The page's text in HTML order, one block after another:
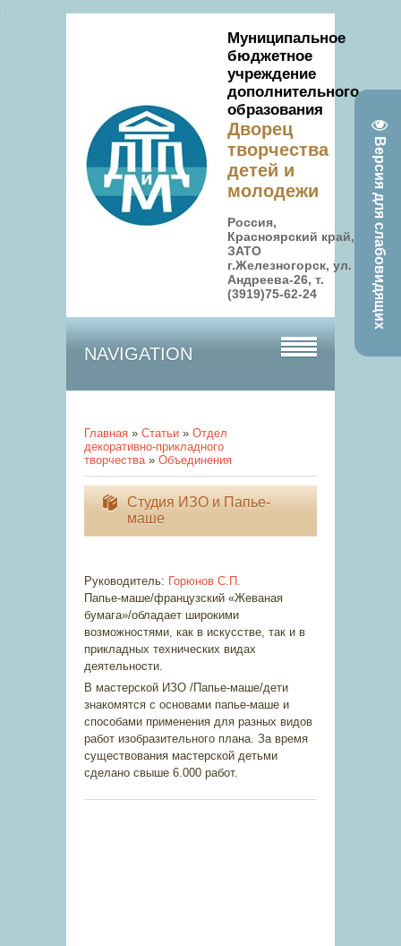
Версия для слабовидящих
Муниципальное
бюджетное
учреждение
дополнительного
образования
Дворец
творчества
детей и
молодежи
Россия,
Красноярский край,
ЗАТО
г.Железногорск, ул.
Андреева-26, т.
(3919)75-62-24
NAVIGATION
Главная » Статьи » Отдел
декоративно-прикладного
творчества» Объединения
Студия ИЗО и Папье-
маше
Руководитель: Горюнов С.П.
Папье-маше/французский «Жеваная
бумага»/обладает широкими
возможностями, как в искусстве, так и в
прикладных технических видах
деятельности.
В мастерской ИЗО /Папье-маше/дети
знакомятся с основами папье-маше и
способами применения для разных видов
работ изобразительного плана. За время
существования мастерской детьми
сделано свыше 6.000 работ.